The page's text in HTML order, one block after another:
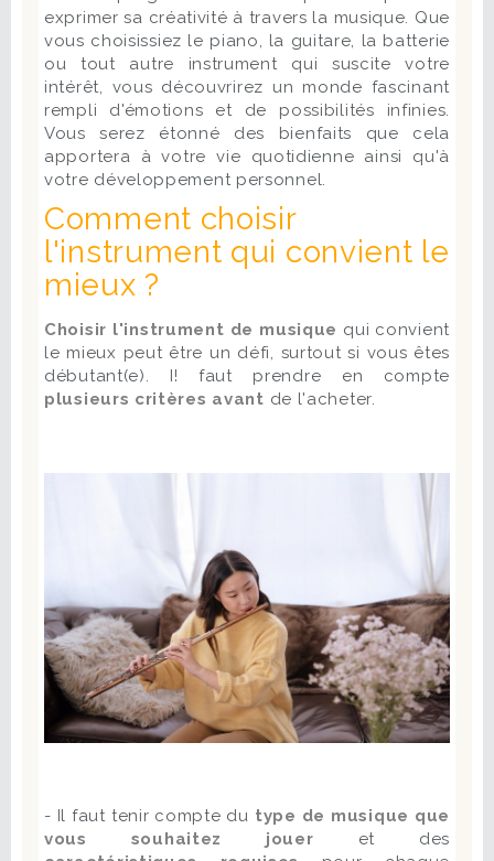
exprimer sa créativité à travers la musique. Que
vous choisissiez le piano, la guitare, la batterie
ou tout autre instrument qui suscite votre
intérêt, vous découvrirez un monde fascinant
rempli d'émotions et de possibilités infinies.
Vous serez étonné des bienfaits que cela
apportera à votre vie quotidienne ainsi qu'à
votre développement personnel.
Comment choisir
l'instrument qui convient le
mieux ?
Choisir l'instrument de musique qui convient
le mieux peut être un défi, surtout si vous êtes
débutant(e). I! faut prendre en compte
plusieurs critères avant de l'acheter.
- Il faut tenir compte du type de musique que
vous souhaitez jouer et des